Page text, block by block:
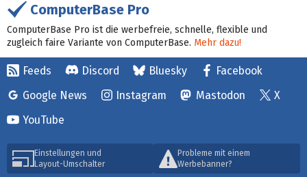
ComputerBase Pro
ComputerBase Pro ist die werbefreie, schnelle, flexible und
zugleich faire Variante von ComputerBase. Mehr dazu!
Feeds Discord Bluesky
Facebook
Google News
Instagram Mastodon
X
YouTube
Einstellungen und
Layout-Umschalter
Probleme mit einem
Werbebanner?